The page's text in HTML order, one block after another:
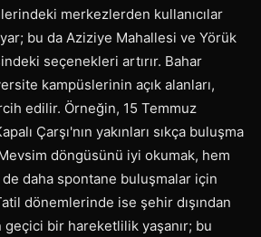
merkezlerden kullanıcılar
bu da Aziziye Mahallesi ve Yörük
seçenekleri artırır. Bahar
kampüslerinin açık alanları,
edilir. Örneğin, 15 Temmuz
Çarşı'nın yakınları sıkça buluşma
döngüsünü iyi okumak, hem
de daha spontane buluşmalar için
dönemlerinde ise şehir dışından
bir hareketlilik yaşanır; bu